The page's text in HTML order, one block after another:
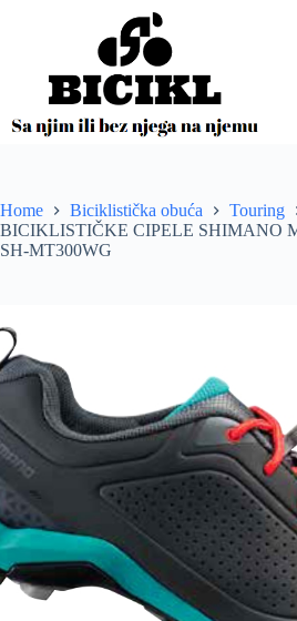
Home Biciklistička obuća
Touring
BICIKLISTIČKE CIPELE SHIMANO
SH-MT300WG